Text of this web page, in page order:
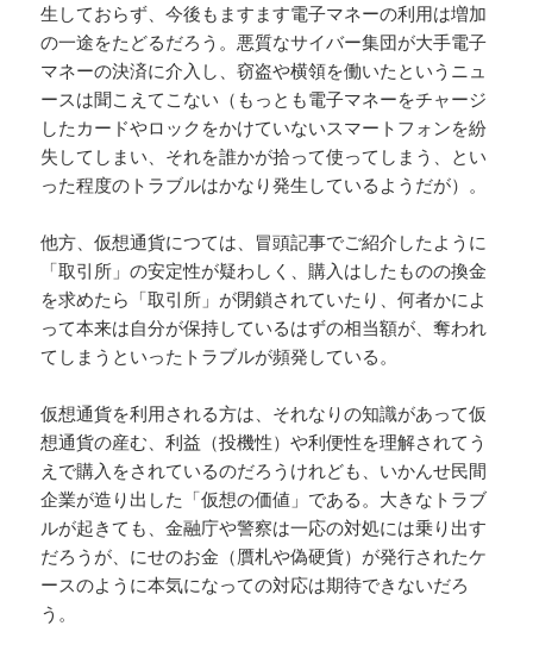
生しておらず、今後もますます電子マネーの利用は増加
の一途をたどるだろう。悪質なサイバー集団が大手電子
マネーの決済に介入し、窃盗や横領を働いたというニュ
ースは聞こえてこない（もっとも電子マネーをチャージ
したカードやロックをかけていないスマートフォンを紛
失してしまい、それを誰かが拾って使ってしまう、とい
った程度のトラブルはかなり発生しているようだが）。
他方、仮想通貨につては、冒頭記事でご紹介したように
「取引所」の安定性が疑わしく、購入はしたものの換金
を求めたら「取引所」が閉鎖されていたり、何者かによ
って本来は自分が保持しているはずの相当額が、奪われ
てしまうといったトラブルが頻発している。
仮想通貨を利用される方は、それなりの知識があって仮
想通貨の産む、利益（投機性）や利便性を理解されてう
えで購入をされているのだろうけれども、いかんせ民間
企業が造り出した「仮想の価値」である。大きなトラブ
ルが起きても、金融庁や警察は一応の対処には乗り出す
だろうが、にせのお金（贋札や偽硬貨）が発行されたケ
ースのように本気になっての対応は期待できないだろ
う。